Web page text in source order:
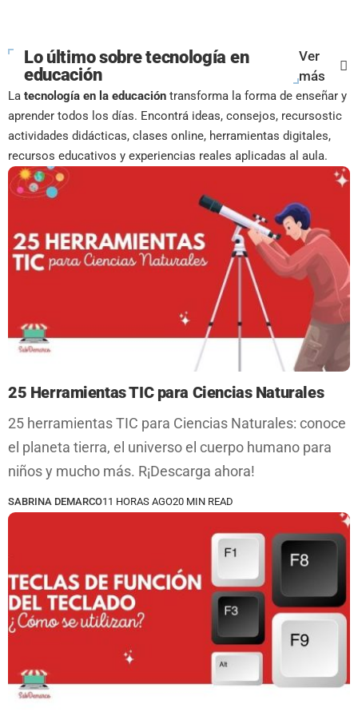
Lo último sobre tecnología en
educación
Ver
más
La tecnología en la educación transforma la forma de enseñar y
aprender todos los días. Encontrá ideas, consejos, recursostic
actividades didácticas, clases online, herramientas digitales,
recursos educativos y experiencias reales aplicadas al aula.
25 Herramientas TIC para Ciencias Naturales
25 herramientas TIC para Ciencias Naturales: conoce
el planeta tierra, el universo el cuerpo humano para
niños y mucho más. R¡Descarga ahora!
SABRINA DEMARCO11 HORAS AGO20 MIN READ